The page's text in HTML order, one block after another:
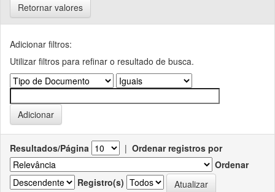
Retornar valores
Adicionar filtros:
Utilizar filtros para refinar o resultado de busca.
Resultados/Página | Ordenar registros por
Ordenar
Registro(s)